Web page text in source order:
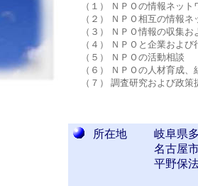
（１） ＮＰＯの情報ネット
（２） ＮＰＯ相互の情報ネ
（３） ＮＰＯ情報の収集お
（４） ＮＰＯと企業および
（５） ＮＰＯの活動相談
（６） ＮＰＯの人材育成、
（７） 調査研究および政策
所在地
岐阜県
名古屋
平野保